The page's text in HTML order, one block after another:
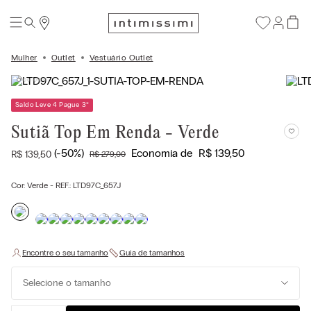
Mulher Outlet Vestuário Outlet
Saldo Leve 4 Pague 3*
Sutiã Top Em Renda - Verde
R$ 139,50 (-50%) R$ 279,00 Economia de R$ 139,50
Cor: Verde - REF.: LTD97C_657J
Selecione o tamanho